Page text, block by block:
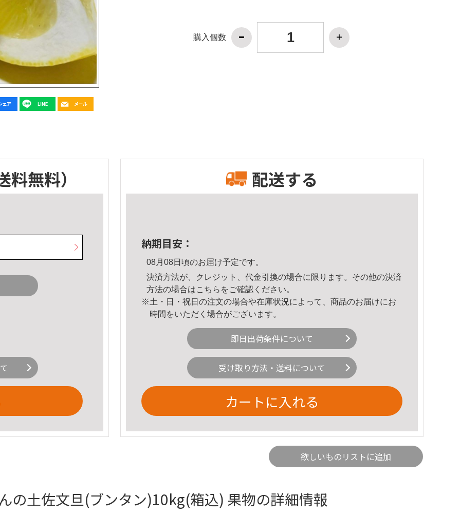
購入個数
料無料） 配送する
納期目安：
08月08日頃のお届け予定です。
決済方法が、クレジット、代金引換の場合に限ります。その他の決済
方法の場合はこちら をご確認ください。
※土・日・祝日の注文の場合や在庫状況によって、商品のお届けにお
時間をいただく場合がございます。
即日出荷条件について
受け取り方法・送料について
カートに入れる
欲しいものリストに追加
んの土佐文旦(ブンタン)10kg(箱込) 果物の詳細情報